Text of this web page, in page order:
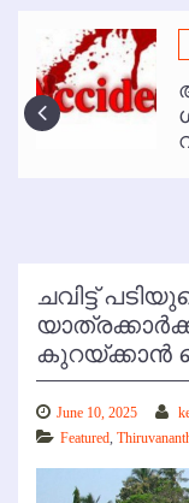
ഇനി
കോഴിക്കോട്
ചവിട്ട്
കുറയ്ക്കാന്‍
June 10, 2025
Featured